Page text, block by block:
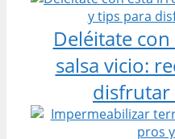
Deléitate
salsa vicio:
disfrutar